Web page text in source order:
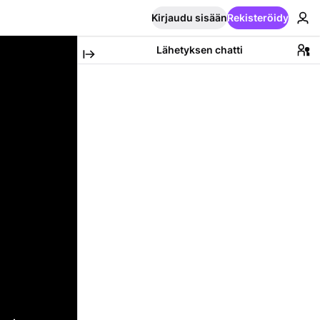
Kirjaudu sisäänRekisteröidy
Lähetyksen chatti